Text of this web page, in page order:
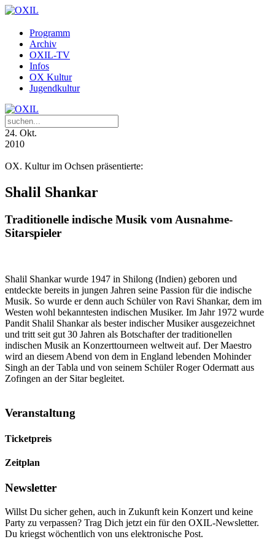
Programm
Archiv
OXIL-TV
Infos
OX Kultur
Jugendkultur
24. Okt.
2010
OX. Kultur im Ochsen präsentierte:
Shalil Shankar
Traditionelle indische Musik vom Ausnahme-
Sitarspieler
Shalil Shankar wurde 1947 in Shilong (Indien) geboren und
entdeckte bereits in jungen Jahren seine Passion für die indische
Musik. So wurde er denn auch Schüler von Ravi Shankar, dem im
Westen wohl bekanntesten indischen Musiker. Im Jahr 1972 wurde
Pandit Shalil Shankar als bester indischer Musiker ausgezeichnet
und tritt seit gut 30 Jahren als Botschafter der traditionellen
indischen Musik an Konzerttourneen weltweit auf. Der Maestro
wird an diesem Abend von dem in England lebenden Mohinder
Singh an der Tabla und von seinem Schüler Roger Odermatt aus
Zofingen an der Sitar begleitet.
Veranstaltung
Ticketpreis
Zeitplan
Newsletter
Willst Du sicher gehen, auch in Zukunft kein Konzert und keine
Party zu verpassen? Trag Dich jetzt ein für den OXIL-Newsletter.
Du kriegst wöchentlich von uns elektronische Post.